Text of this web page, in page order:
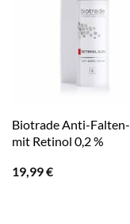
Biotrade Anti-
mit Retinol 0,2 %
19,99€